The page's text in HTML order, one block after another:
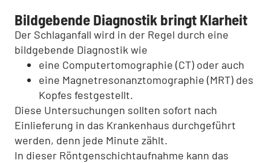
Bildgebende Diagnostik bringt Klarheit
Der Schlaganfall wird in der Regel durch eine
bildgebende Diagnostik wie
eine Computertomographie (CT) oder auch
eine Magnetresonanztomographie (MRT) des
Kopfes festgestellt.
Diese Untersuchungen sollten sofort nach
Einlieferung in das Krankenhaus durchgeführt
werden, denn jede Minute zählt.
In dieser Röntgenschichtaufnahme kann das